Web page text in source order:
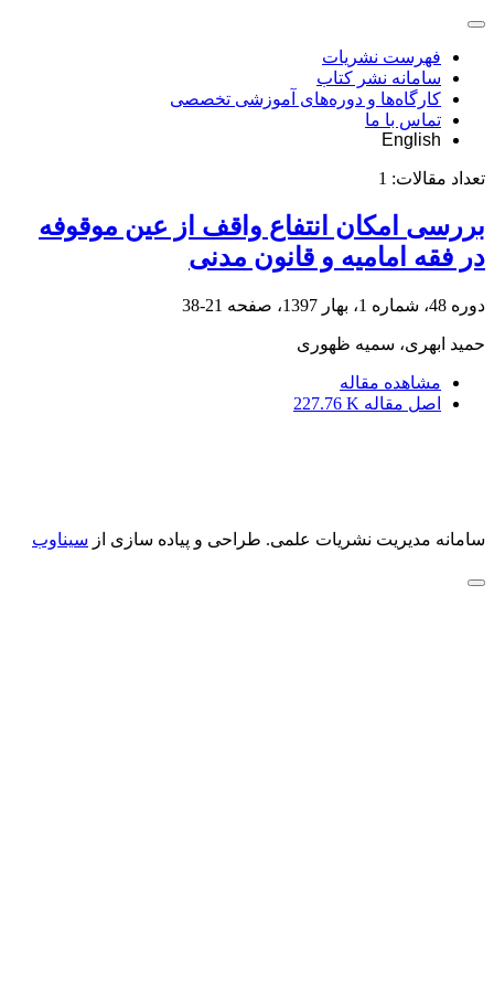
فهرست نشریات
سامانه نشر کتاب
کارگاه‌ها و دوره‌های آموزشی تخصصی
تماس با ما
English
تعداد مقالات: 1
بررسی امکان انتفاع واقف از عین موقوفه
در فقه امامیه و قانون مدنی
دوره 48، شماره 1، بهار 1397، صفحه 21-38
حمید ابهری، سمیه ظهوری
مشاهده مقاله
اصل مقاله 227.76 K
سامانه مدیریت نشریات علمی. طراحی و پیاده سازی از سیناوب